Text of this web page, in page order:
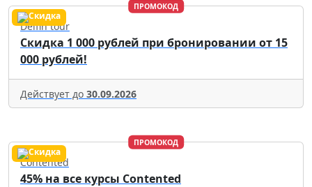
ПРОМОКОД
Delfin tour
Скидка 1 000 рублей при бронировании от 15
000 рублей!
Действует до 30.09.2026
ПРОМОКОД
Contented
45% на все курсы Contented